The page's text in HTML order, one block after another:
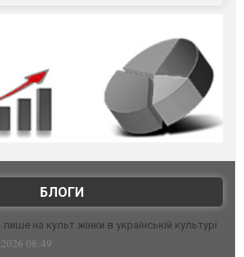
БЛОГИ
лише на культ жінки в українській культурі
08:49